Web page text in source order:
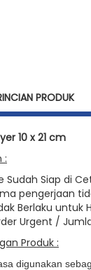
PRODUK
10 x 21 cm
:
Sudah Siap di
pengerjaan
Berlaku untuk
Urgent /
Produk :
digunakan